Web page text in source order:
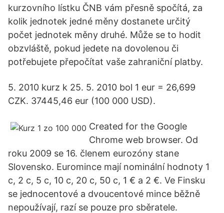
kurzovního lístku ČNB vám přesně spočítá, za
kolik jednotek jedné měny dostanete určitý
počet jednotek měny druhé. Může se to hodit
obzvláště, pokud jedete na dovolenou či
potřebujete přepočítat vaše zahraniční platby.
5. 2010 kurz k 25. 5. 2010 bol 1 eur = 26,699
CZK. 37445,46 eur (100 000 USD).
Created for the Google
Chrome web browser. Od
roku 2009 se 16. členem eurozóny stane
Slovensko. Euromince mají nominální hodnoty 1
c, 2 c, 5 c, 10 c, 20 c, 50 c, 1 € a 2 €. Ve Finsku
se jednocentové a dvoucentové mince běžně
nepoužívají, razí se pouze pro sběratele.